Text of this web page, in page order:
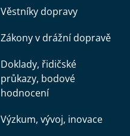
Věstníky dopravy
Zákony v drážní dopravě
Doklady, řidičské
průkazy, bodové
hodnocení
Výzkum, vývoj, inovace